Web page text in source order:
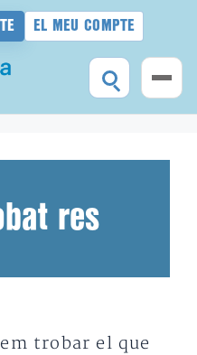
EL MEU COMPTE
res
trobar el que